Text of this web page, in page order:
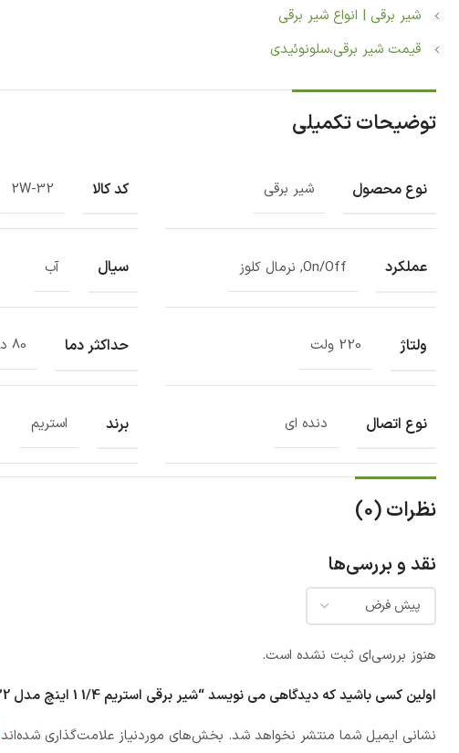
شیر برقی | انواع شیر برقی
قیمت شیر برقی،سلونوئیدی‏
توضیحات تکمیلی
نوع محصول شیر برقی کد کالا 2W-32
عملکرد On/Off, نرمال کلوز سیال آب
ولتاژ 220 ولت حداکثر دما 80 درجه سانتیگراد
نوع اتصال دنده ای برند استریم
نظرات (0)
نقد و بررسی‌ها
هنوز بررسی‌ای ثبت نشده است.
اولین کسی باشید که دیدگاهی می نویسد “شیر برقی استریم 1/4 1 اینچ مدل 2W-32”
نشانی ایمیل شما منتشر نخواهد شد. بخش‌های موردنیاز علامت‌گذاری شده‌اند